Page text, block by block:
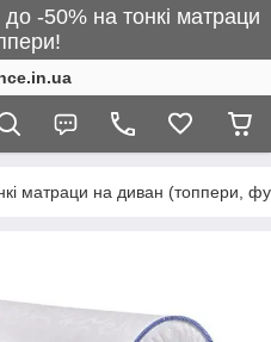
-50% на тонкі матраци
матраци на диван (топпери,